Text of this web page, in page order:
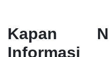
Kapan
Informasi